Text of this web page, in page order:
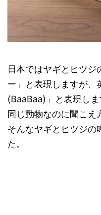
日本ではヤギとヒツジ
ー」と表現しますが、
(BaaBaa)」と表現しま
同じ動物なのに聞こえ
そんなヤギとヒツジの
た。